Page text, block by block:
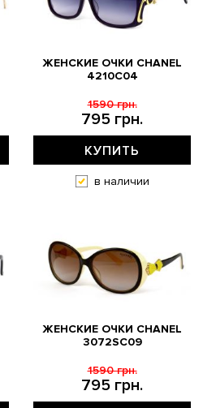
ЖЕНСКИЕ ОЧКИ CHANEL
4210C04
795 грн.
1590 грн.
КУПИТЬ
в наличии
ЖЕНСКИЕ ОЧКИ CHANEL
3072SC09
795 грн.
1590 грн.